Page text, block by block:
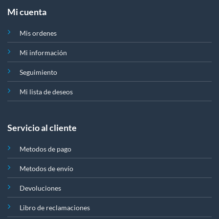
Mi cuenta
Mis ordenes
Mi información
Seguimiento
Mi lista de deseos
Servicio al cliente
Metodos de pago
Metodos de envío
Devoluciones
Libro de reclamaciones